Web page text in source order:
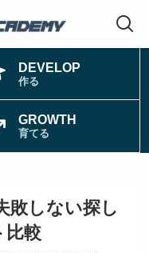
DEVELOP
作る
GROWTH
育てる
敗しない探し
比較